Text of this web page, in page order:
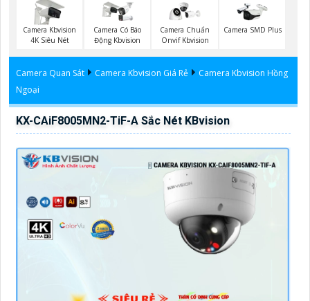
Camera Kbvision
4K Siêu Nét
Camera Có Báo
Động Kbvision
Camera Chuẩn
Onvif Kbvision
Camera SMD Plus
Camera Quan Sát Camera Kbvision Giá Rẻ
Camera Kbvision Hồng
Ngoại
KX-CAiF8005MN2-TiF-A Sắc Nét KBvision